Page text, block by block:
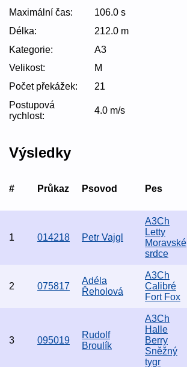
Maximální čas:
106.0 s
Délka:
212.0 m
Kategorie:
A3
Velikost:
M
Počet překážek:
21
Postupová
rychlost:
4.0 m/s
Výsledky
# Průkaz Psovod Pes
1 014218 Petr Vajgl
A3Ch
Letty
Moravské
srdce
2 075817
Adéla
Řeholová
A3Ch
Calibré
Fort Fox
3 095019
Rudolf
Broulík
A3Ch
Halle
Berry
Sněžný
tygr